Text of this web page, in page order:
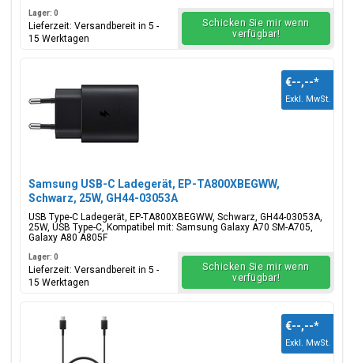
Lager: 0
Lieferzeit: Versandbereit in 5 -
15 Werktagen
Schicken Sie mir wenn
verfügbar!
Samsung USB-C Ladegerät, EP-TA800XBEGWW,
Schwarz, 25W, GH44-03053A
USB Type-C Ladegerät, EP-TA800XBEGWW, Schwarz, GH44-03053A,
25W, USB Type-C, Kompatibel mit: Samsung Galaxy A70 SM-A705,
Galaxy A80 A805F
€--,--*
Exkl. MwSt.
Lager: 0
Lieferzeit: Versandbereit in 5 -
15 Werktagen
Schicken Sie mir wenn
verfügbar!
€--,--*
Exkl. MwSt.